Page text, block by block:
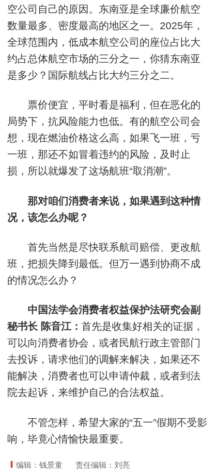
空公司自己的原因。东南亚是全球廉价航空
数量最多、密度最高的地区之一。2025年，
全球范围内，低成本航空公司的座位占比大
约占总体航空市场的三分之一，你猜东南亚
是多少？国际航线占比大约三分之二。
票价便宜，平时看是福利，但在恶化的
局势下，抗风险能力也低。有的航空公司会
想，现在燃油价格这么高，如果飞一班，亏
一班，那还不如冒着违约的风险，及时止
损，所以就爆发了这场航班“取消潮”。
那对咱们消费者来说，如果遇到这种情
况，该怎么办呢？
首先当然是尽快联系航司赔偿、更改航
班，把损失降到最低。但万一遇到协商不成
的情况怎么办？
中国法学会消费者权益保护法研究会副
秘书长 陈音江： 首先是收集好相关的证据，
可以向消费者协会，或者民航行政主管部门
去投诉，请求他们的调解来解决，如果还不
能解决，消费者也可以申请仲裁，或者到法
院去起诉，来维护自己的合法权益。
不管怎样，希望大家的“五一”假期不受影
响，毕竟心情愉快最重要。
编辑：钱景童 责任编辑：刘亮